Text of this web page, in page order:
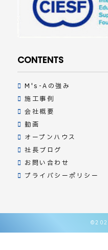
CONTENTS
M's-Aの強み
施工事例
会社概要
動画
オープンハウス
社長ブログ
お問い合わせ
プライバシーポリシー
©